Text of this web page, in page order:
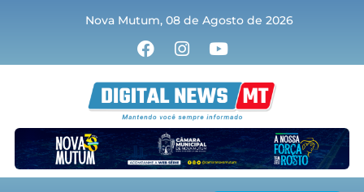
Nova Mutum, 08 de Agosto de 2026